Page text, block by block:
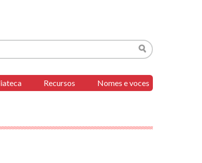
Buscar
Recursos Nomes e voces